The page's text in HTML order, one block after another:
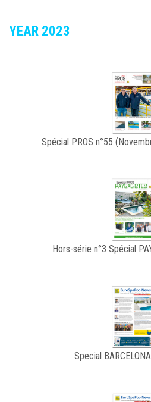
YEAR 2023
Spécial PROS n°55
Hors-série n°3 Spécial
Special